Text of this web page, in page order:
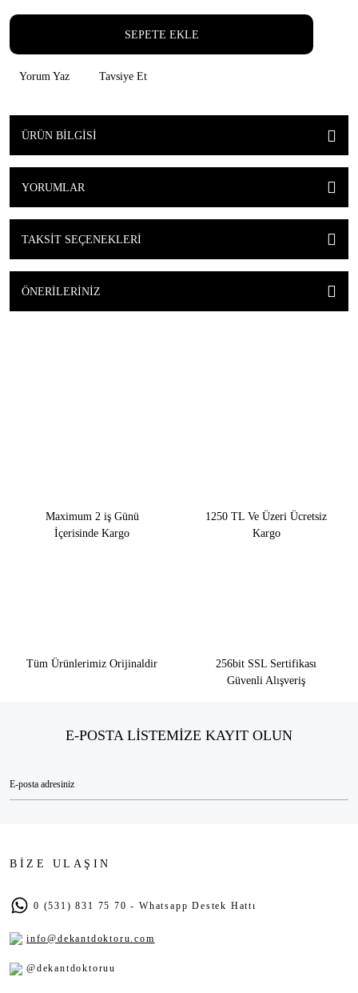
SEPETE EKLE
Yorum Yaz Tavsiye Et
ÜRÜN BILGISI
YORUMLAR
TAKSIT SEÇENEKLERI
ÖNERILERINIZ
Maximum 2 iş Günü
İçerisinde Kargo
1250 TL Ve Üzeri Ücretsiz
Kargo
Tüm Ürünlerimiz Orijinaldir
256bit SSL Sertifikası
Güvenli Alışveriş
E-POSTA LİSTEMİZE KAYIT OLUN
BİZE ULAŞIN
0 (531) 831 75 70 - Whatsapp Destek Hattı
info@dekantdoktoru.com
@dekantdoktoruu